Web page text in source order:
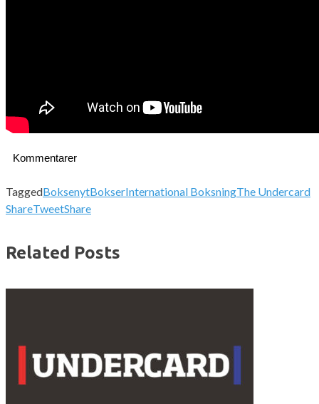
Kommentarer
TaggedBoksenytBokserInternational BoksningThe Undercard
ShareTweetShare
Related Posts